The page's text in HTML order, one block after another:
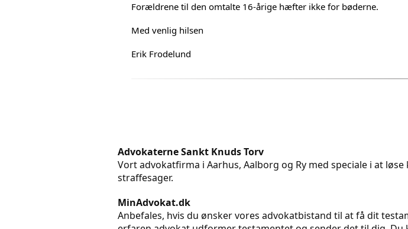
Forældrene til den omtalte 16-årige hæfter ikke for bøderne.
Med venlig hilsen
Erik Frodelund
Advokaterne Sankt Knuds Torv
Vort advokatfirma i Aarhus, Aalborg og Ry med speciale i at
straffesager.
MinAdvokat.dk
Anbefales, hvis du ønsker vores advokatbistand til at få dit